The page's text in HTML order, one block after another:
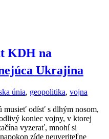
Ukrajina
únia, geopolitika, vojna
musieť odísť s dlhým nosom,
koniec vojny, v ktorej
vyzerať, mnohí si
zíde neuveriteľne